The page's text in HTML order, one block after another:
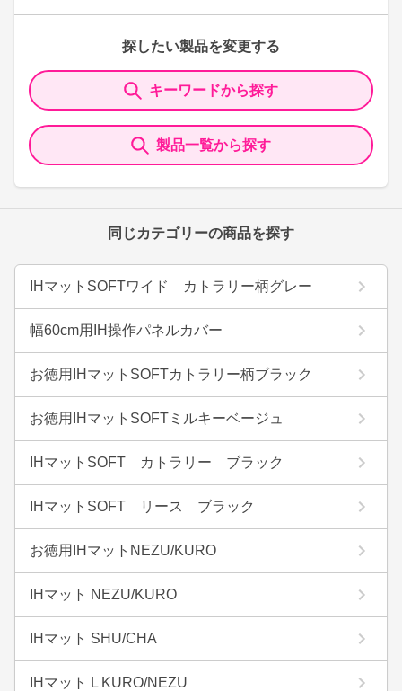
探したい製品を変更する
キーワードから探す
製品一覧から探す
同じカテゴリーの商品を探す
IHマットSOFTワイド カトラリー柄グレー
幅60cm用IH操作パネルカバー
お徳用IHマットSOFTカトラリー柄ブラック
お徳用IHマットSOFTミルキーベージュ
IHマットSOFT カトラリー ブラック
IHマットSOFT リース ブラック
お徳用IHマットNEZU/KURO
IHマット NEZU/KURO
IHマット SHU/CHA
IHマット L KURO/NEZU